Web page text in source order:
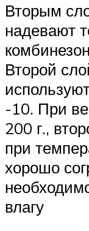
Вторым
надевают
Второй
-10. При
200 г.,
при
хорошо
влагу